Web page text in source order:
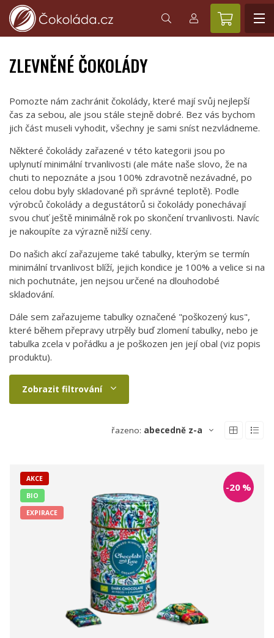
ZLEVNĚNÉ ČOKOLÁDY
Pomozte nám zachránit čokolády, které mají svůj nejlepší
čas za sebou, ale jsou stále stejně dobré. Bez vás bychom
jich část museli vyhodit, všechny je sami sníst nezvládneme.
Některé čokolády zařazené v této kategorii jsou po
uplynutí minimální trvanlivosti (ale máte naše slovo, že na
chuti to nepoznáte a jsou 100% zdravotně nezávadné, po
celou dobu byly skladované při správné teplotě). Podle
výrobců čokolády a degustátorů si čokolády ponechávají
svou chuť ještě minimálně rok po skončení trvanlivosti. Navíc
je nakoupíte za výrazně nižší ceny.
Do našich akcí zařazujeme také tabulky, kterým se termín
minimální trvanlivost blíží, jejich kondice je 100% a velice si na
nich pochutnáte, jen nejsou určené na dlouhodobé
skladování.
Dále sem zařazujeme tabulky označené "poškozený kus",
které během přepravy utrpěly buď zlomení tabulky, nebo je
tabulka zcela v pořádku a je poškozen jen její obal (viz popis
produktu).
Zobrazit filtrování
řazeno: abecedně z-a
-20 %
AKCE
BIO
EXPIRACE